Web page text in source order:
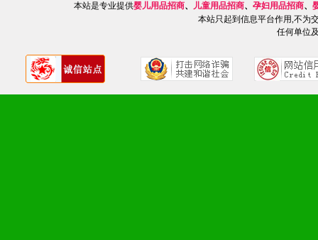
本站是专业提供婴儿用品招商、 儿童用品招商、 孕妇用品招商、
本站只起到信息平台作用,不为
任何单位